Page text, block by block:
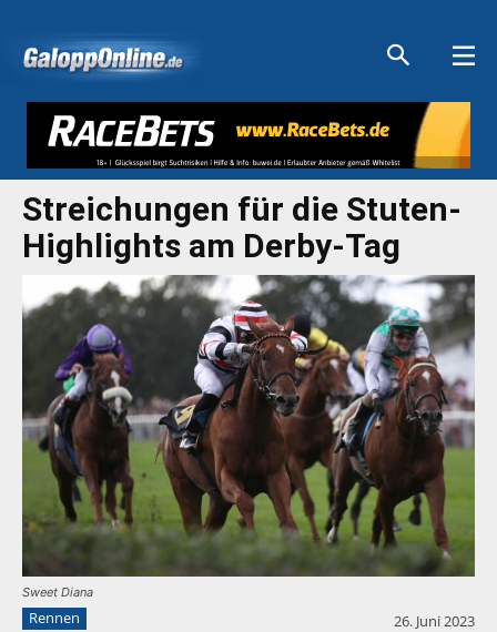
Streichungen für die Stuten-
Highlights am Derby-Tag
Sweet Diana
Rennen 26. Juni 2023